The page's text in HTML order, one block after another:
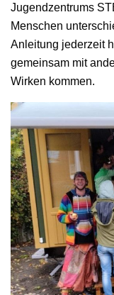
Jugendzentrums
Menschen
Anleitung jederzeit
gemeinsam mit
Wirken kommen.